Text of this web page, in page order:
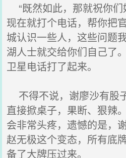
“既然如此，那就祝你
现在就打个电话，帮你把
城认识一些人，这些问题
湖人士就交给你们自己了
卫星电话打了起来。
不得不说，谢廖沙有股
直接掀桌子，果断、狠辣
会非常头疼，遗憾的是，
赵无极这个变态，所有底
备了大牌压过来。